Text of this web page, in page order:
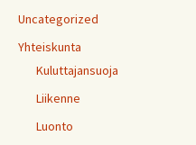
Uncategorized
Yhteiskunta
Kuluttajansuoja
Liikenne
Luonto